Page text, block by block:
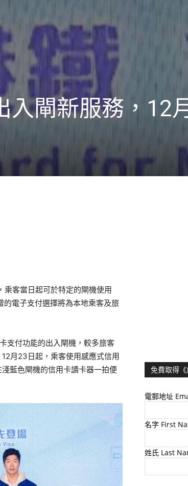
閘新服務，12
客當日起可於特定的閘機使用
電子支付選擇將為本地乘客及旅
支付功能的出入閘機，較多旅客
月23日起，乘客使用感應式信用
藍色閘機的信用卡讀卡器一拍便
免費取得《
電郵地址
名字 First
姓氏 Last